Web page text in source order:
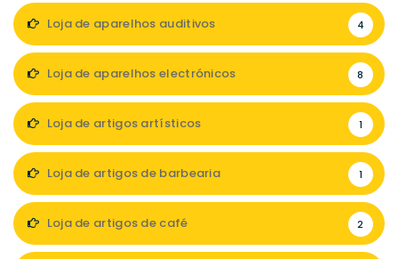
Loja de aparelhos auditivos 4
Loja de aparelhos electrónicos 8
Loja de artigos artísticos 1
Loja de artigos de barbearia 1
Loja de artigos de café 2